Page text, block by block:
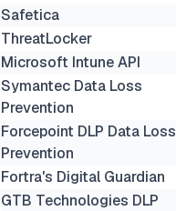
Safetica
ThreatLocker
Microsoft Intune API
Symantec Data Loss
Prevention
Forcepoint DLP Data Loss
Prevention
Fortra's Digital Guardian
GTB Technologies DLP